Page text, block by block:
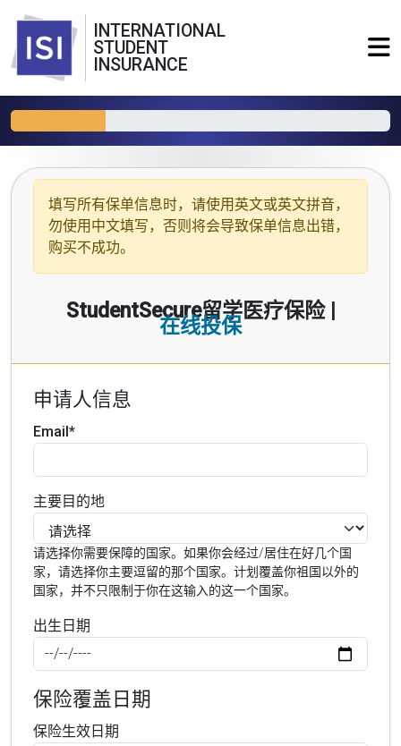
INTERNATIONAL
STUDENT
INSURANCE
填写所有保单信息时，请使用 英文或英文拼音，
勿使用中文填写，否则将会导致保单信息出错，
购买不成功。
StudentSecure留学医疗保险 |
在线投保
申请人信息
Email*
主要目的地
请选择你需要保障的国家。如果你会经过/居住在好几个国
家，请选择你主要逗留的那个国家。计划覆盖你祖国以外的
国家，并不只限制于你在这输入的这一个国家。
出生日期
保险覆盖日期
保险生效日期